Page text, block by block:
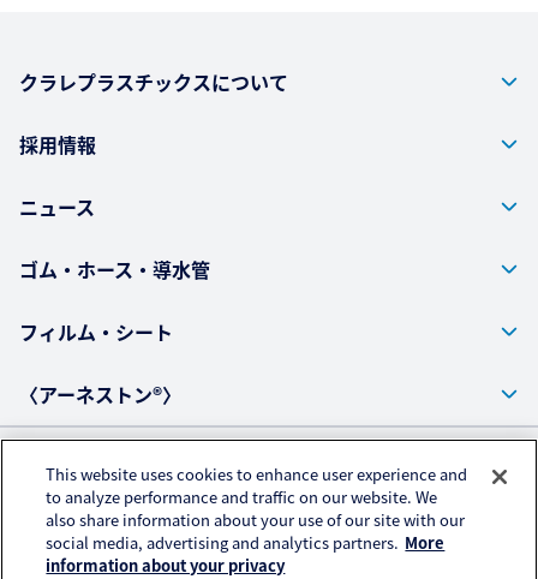
クラレプラスチックスについて
採用情報
ニュース
ゴム・ホース・導水管
フィルム・シート
〈アーネストン®〉
プライバシーポリシー
アクセスデータの取扱いについて
ご利用にあたって
This website uses cookies to enhance user experience and
to analyze performance and traffic on our website. We
also share information about your use of our site with our
social media, advertising and analytics partners. More
information about your privacy